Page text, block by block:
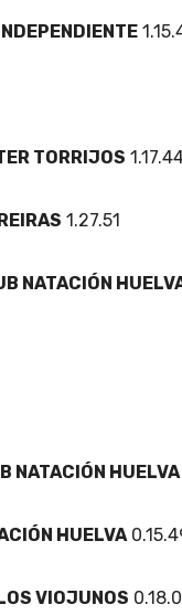
INDEPENDIENTE
TORRIJOS
1.27.51
NATACIÓN
NATACIÓN HUELVA
HUELVA
VIOJUNOS